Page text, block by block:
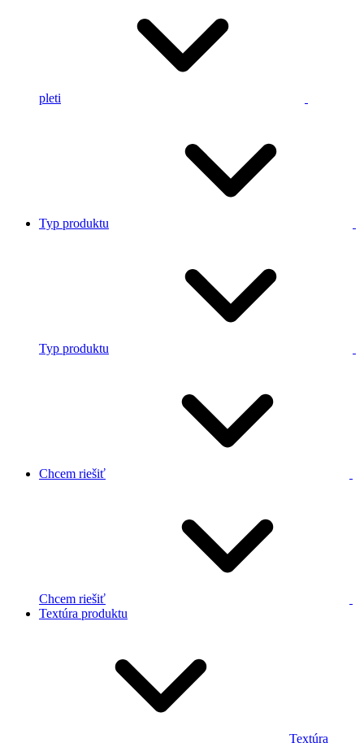
pleti
Typ produktu
Typ produktu
Chcem riešiť
Chcem riešiť
Textúra produktu
Textúra